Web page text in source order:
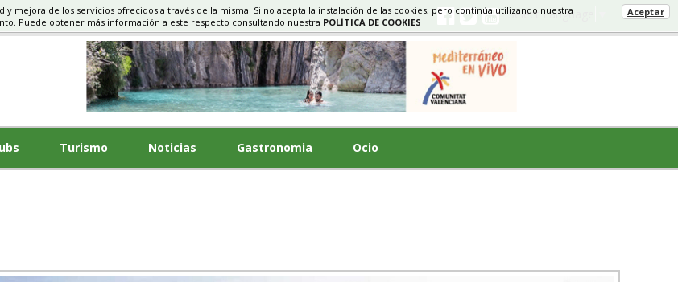
Select Language
Turismo Noticias Gastronomia Ocio
mejora de los servicios ofrecidos a través de la misma. Si no acepta la instalación de las cookies, pero continúa utilizando nuestra
Puede obtener más información a este respecto consultando nuestra POLÍTICA DE COOKIES
Aceptar